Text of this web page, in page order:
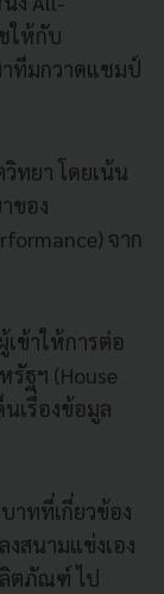
ให้กับ
ทีมกวาดแชมป์
ทยา โดยเน้น
ของ
จาก
เข้าให้การต่อ
ฐฯ (House
นเรื่องข้อมูล
าทที่เกี่ยวข้อง
สนามแข่งเอง
ตภัณฑ์ ไป